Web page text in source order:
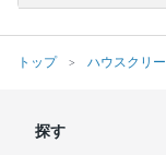
トップ ハウスクリ
探す